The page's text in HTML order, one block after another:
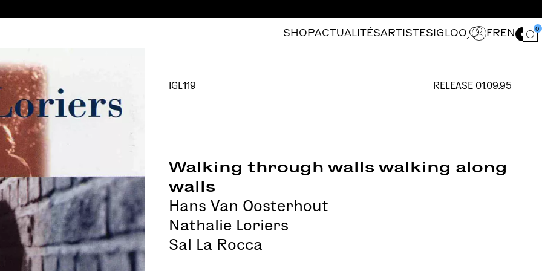
SHOPACTUALITÉSARTISTES IGLOO
Ouvrir le
FR EN 0
IGL119 RELEASE 01.09.95
Walking through walls walking along
walls
Hans Van Oosterhout
Nathalie Loriers
Sal La Rocca